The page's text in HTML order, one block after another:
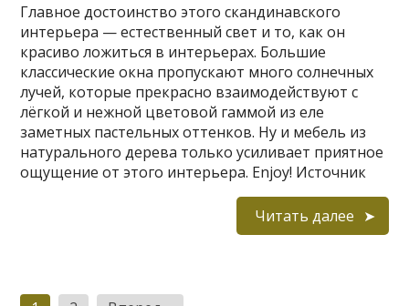
Главное достоинство этого скандинавского
интерьера — естественный свет и то, как он
красиво ложиться в интерьерах. Большие
классические окна пропускают много солнечных
лучей, которые прекрасно взаимодействуют с
лёгкой и нежной цветовой гаммой из еле
заметных пастельных оттенков. Ну и мебель из
натурального дерева только усиливает приятное
ощущение от этого интерьера. Enjoy! Источник
Читать далее